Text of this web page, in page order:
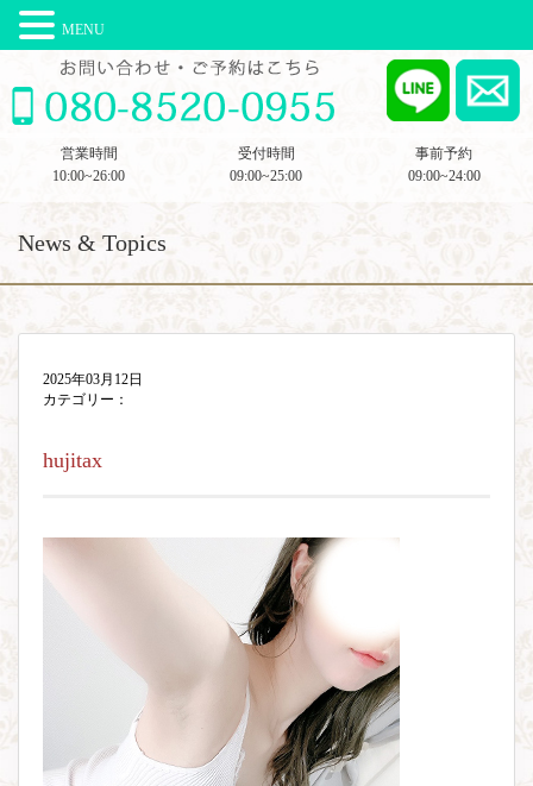
営業時間
10:00~26:00
受付時間
09:00~25:00
事前予約
09:00~24:00
News & Topics
2025年03月12日
カテゴリー：
hujitax
MENU